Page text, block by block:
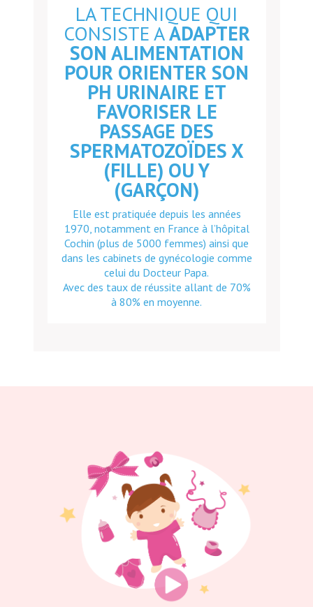
LA TECHNIQUE QUI
CONSISTE AADAPTER
SON ALIMENTATION
POUR ORIENTER SON
PH URINAIRE ET
FAVORISER LE
PASSAGE DES
SPERMATOZOÏDES X
(FILLE) OU Y
(GARÇON)
Elle est pratiquée depuis les années
1970, notamment en France à l’hôpital
Cochin (plus de 5000 femmes) ainsi que
dans les cabinets de gynécologie comme
celui du Docteur Papa.
Avec des taux de réussite allant de 70%
à 80% en moyenne.